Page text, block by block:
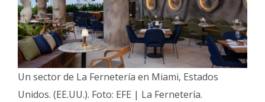
Policiales
Cartelera
Fotos
de
Familia
Un sector de La Fernetería en Miami, Estados
Unidos. (EE.UU.). Foto: EFE | La Fernetería.